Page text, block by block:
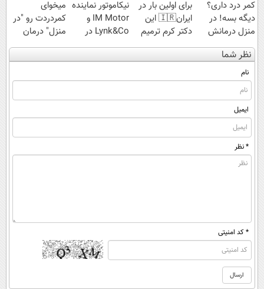
کمر درد داری؟
دیگه بسه! در
منزل درمانش
کن
(◀پرسش‌نامه)
برای اولین بار در
ایران🇮🇷 این
دکتر کرم ترمیم
کننده 23 روزه
ساخت!
نیکاموتور نماینده
IM Motor و
Lynk&Co در
ایران
میخوای
کمردردت رو "در
منزل" درمان
کنی؟ (◂فیلم +
◂پرسش‌نامه)
نظر شما
نام
ایمیل
* نظر
* کد امنیتی